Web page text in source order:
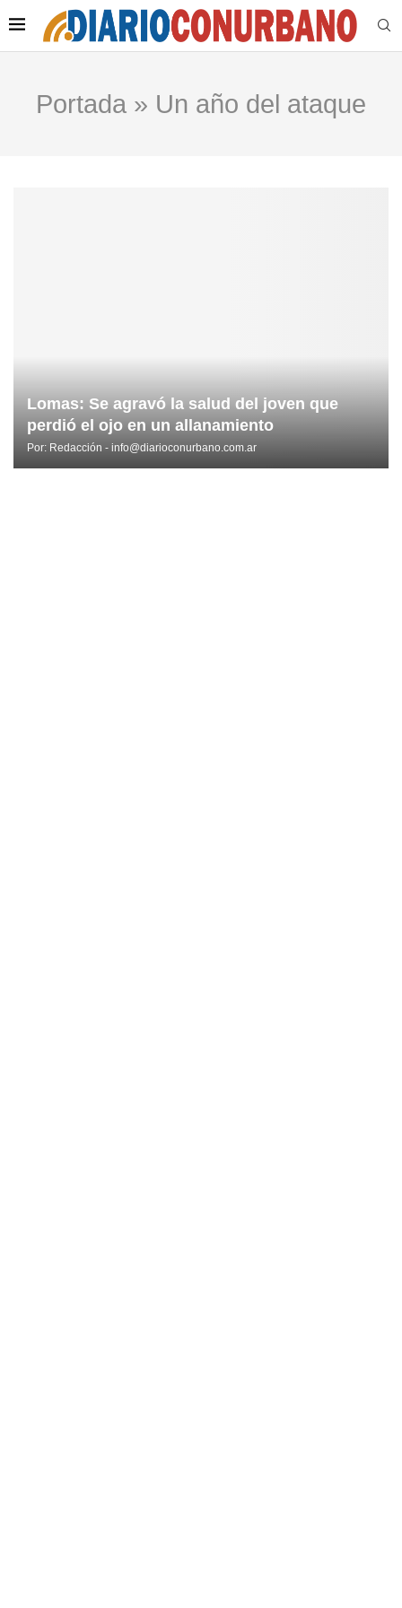
Portada » Un año del ataque
Lomas: Se agravó la salud del joven que
perdió el ojo en un allanamiento
Por: Redacción - info@diarioconurbano.com.ar